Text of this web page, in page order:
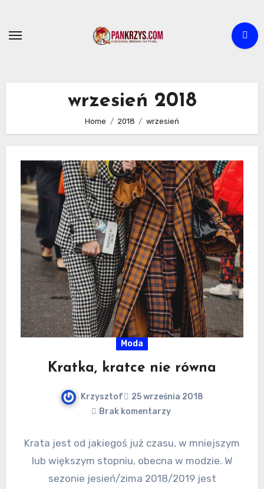
content
wrzesień 2018
Home 2018 wrzesień
Moda
Kratka, kratce nie równa
Krzysztof
25 września 2018
Brak komentarzy
Krata jest od jakiegoś już czasu, w mniejszym
lub większym stopniu, obecna w modzie. W
sezonie jesień/zima 2018/2019 jest